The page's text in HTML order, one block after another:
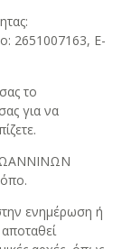
2651007163, E-
το
για να
ενημέρωση ή